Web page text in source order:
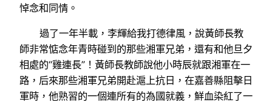
悼念和同情。
過了一年半載，李輝給我打德律風，說黃師長教
師非常惦念年青時碰到的那些湘軍兄弟，還有和他旦夕
相處的“雞連長”！黃師長教師說他小時辰就跟湘軍在一
路，后來那些湘軍兄弟開赴滬上抗日，在嘉善縣阻擊日
軍時，他熟習的一個連所有的為國就義，鮮血染紅了一